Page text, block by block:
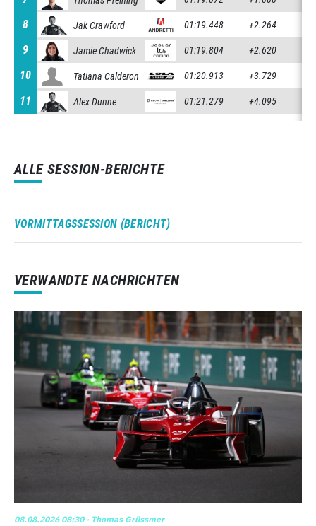
8 Jak Crawford 01:19.448 +2.264
9 Jamie Chadwick 01:19.804 +2.620
10 Tatiana Calderon 01:20.913 +3.729
11 Alex Dunne 01:21.279 +4.095
8
9
10
11
ALLE SESSION-BERICHTE
VORMITTAGSSESSION (BERICHT)
VERWANDTE NACHRICHTEN
08.08.2026 08:30· Thomas Grüssmer